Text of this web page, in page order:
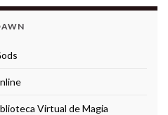
Virtual de Magia